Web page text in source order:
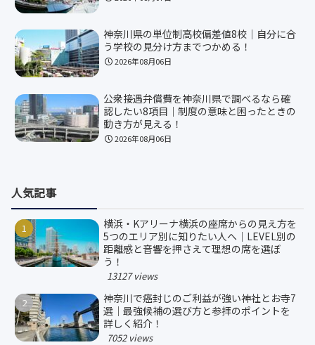
神奈川県の単位制高校偏差値8校｜自分に合
う学校の見分け方までつかめる！
2026年08月06日
公衆接遇弁償費を神奈川県で調べるなら確
認したい8項目｜制度の意味と困ったときの
動き方が見える！
2026年08月06日
人気記事
横浜・Kアリーナ横浜の座席からの見え方を
5つのエリア別に知りたい人へ｜LEVEL別の
距離感と音響を押さえて理想の席を選ぼ
う！
13127 views
神奈川で癌封じのご利益が強い神社とお寺7
選｜最強候補の選び方と参拝のポイントを
詳しく紹介！
7052 views